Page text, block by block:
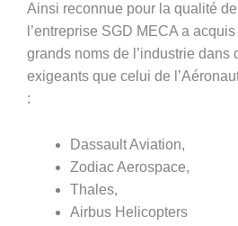
Ainsi reconnue pour la qualité
l’entreprise SGD MECA a
grands noms de l’industrie dans
exigeants que celui de
:
Dassault Aviation,
Zodiac Aerospace,
Thales,
Airbus Helicopters